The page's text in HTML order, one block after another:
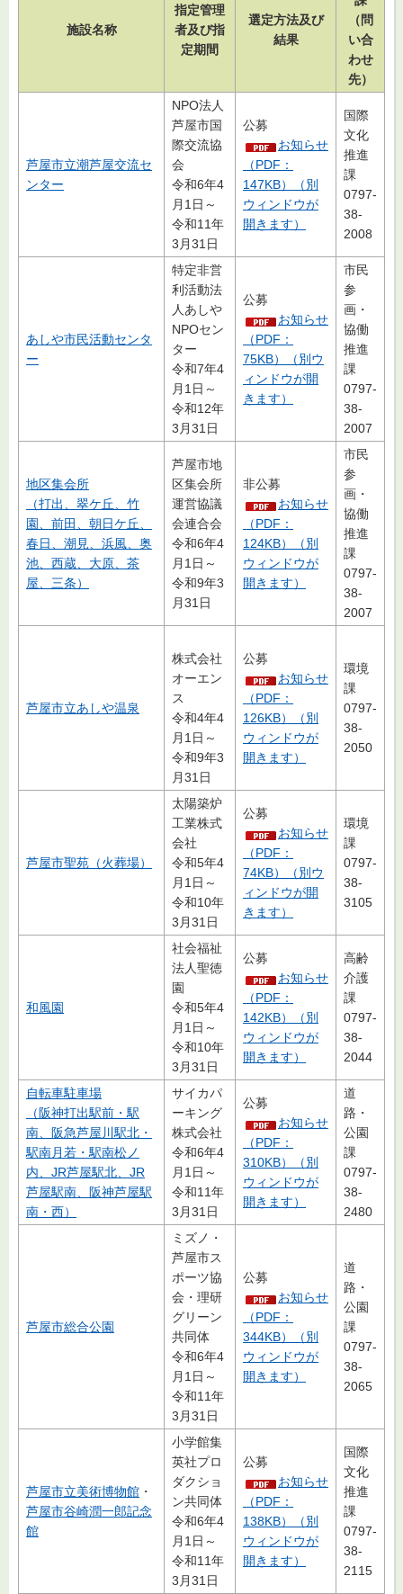
施設名称
指定管理
者及び指
定期間
選定方法及び
結果
（問
い合
わせ
先）
芦屋市立潮芦屋交流セ
ンター
NPO法人
芦屋市国
際交流協
会
令和6年4
月1日～
令和11年
3月31日
公募
お知らせ
（PDF：
147KB）（別
ウィンドウが
開きます）
国際
文化
推進
課
0797-
38-
2008
あしや市民活動センタ
ー
特定非営
利活動法
人あしや
NPOセン
ター
令和7年4
月1日～
令和12年
3月31日
公募
お知らせ
（PDF：
75KB）（別ウ
ィンドウが開
きます）
市民
参
画・
協働
推進
課
0797-
38-
2007
地区集会所
（打出、翠ケ丘、竹
園、前田、朝日ケ丘、
春日、潮見、浜風、奥
池、西蔵、大原、茶
屋、三条）
芦屋市地
区集会所
運営協議
会連合会
令和6年4
月1日～
令和9年3
月31日
非公募
お知らせ
（PDF：
124KB）（別
ウィンドウが
開きます）
市民
参
画・
協働
推進
課
0797-
38-
2007
芦屋市立あしや温泉
株式会社
オーエン
ス
令和4年4
月1日～
令和9年3
月31日
公募
お知らせ
（PDF：
126KB）（別
ウィンドウが
開きます）
環境
課
0797-
38-
2050
芦屋市聖苑（火葬場）
太陽築炉
工業株式
会社
令和5年4
月1日～
令和10年
3月31日
公募
お知らせ
（PDF：
74KB）（別ウ
ィンドウが開
きます）
環境
課
0797-
38-
3105
和風園
社会福祉
法人聖徳
園
令和5年4
月1日～
令和10年
3月31日
公募
お知らせ
（PDF：
142KB）（別
ウィンドウが
開きます）
高齢
介護
課
0797-
38-
2044
自転車駐車場
（阪神打出駅前・駅
南、阪急芦屋川駅北・
駅南月若・駅南松ノ
内、JR芦屋駅北、JR
芦屋駅南、阪神芦屋駅
南・西）
サイカパ
ーキング
株式会社
令和6年4
月1日～
令和11年
3月31日
公募
お知らせ
（PDF：
310KB）（別
ウィンドウが
開きます）
道
路・
公園
課
0797-
38-
2480
芦屋市総合公園
ミズノ・
芦屋市ス
ポーツ協
会・理研
グリーン
共同体
令和6年4
月1日～
令和11年
3月31日
公募
お知らせ
（PDF：
344KB）（別
ウィンドウが
開きます）
道
路・
公園
課
0797-
38-
2065
芦屋市立美術博物館 ・
芦屋市谷崎潤一郎記念
館
小学館集
英社プロ
ダクショ
ン共同体
令和6年4
月1日～
令和11年
3月31日
公募
お知らせ
（PDF：
138KB）（別
ウィンドウが
開きます）
国際
文化
推進
課
0797-
38-
2115